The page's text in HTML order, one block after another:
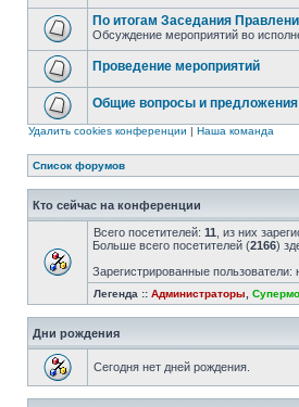
По итогам Заседания
Обсуждение мероприятий во
Проведение мероприятий
Общие вопросы и предложения
Удалить cookies конференции | Наша команда
Список форумов
Кто сейчас на конференции
Всего посетителей: 11 , из них
Больше всего посетителей (2166)
Зарегистрированные пользователи:
Легенда :: Администраторы
Дни рождения
Сегодня нет дней рождения.